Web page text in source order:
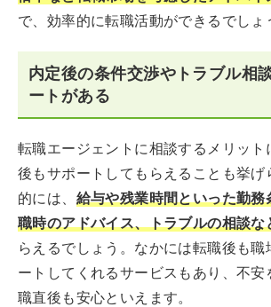
で、効率的に転職活動ができるでしょ
内定後の条件交渉やトラブル相
ートがある
転職エージェントに相談するメリット
後もサポートしてもらえることも挙げ
的には、 給与や残業時間といった勤務
職時のアドバイス、トラブルの相談な
らえるでしょう。なかには転職後も職
ートしてくれるサービスもあり、不安
職直後も安心といえます。